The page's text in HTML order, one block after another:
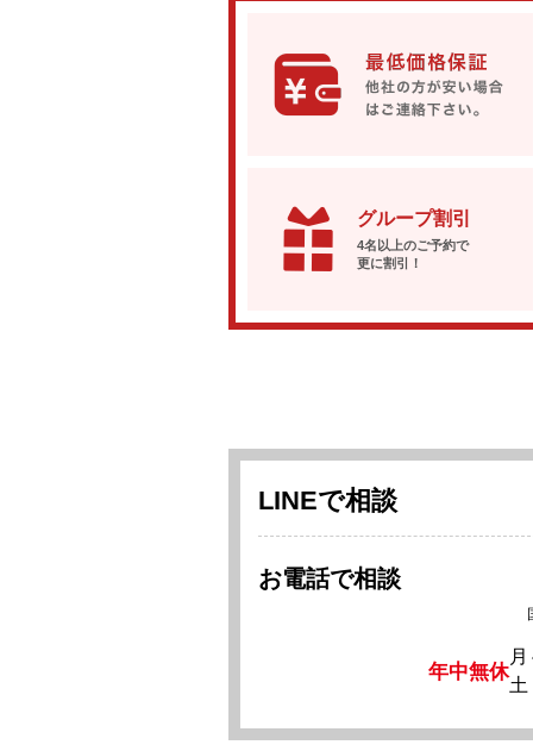
グループ割引
4名以上のご予約で
更に割引！
LINEで相談
お電話で相談
年中無休
土